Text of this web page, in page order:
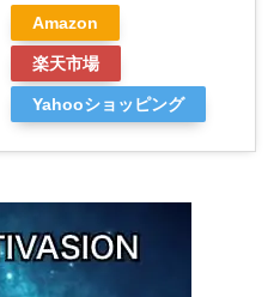
Amazon
楽天市場
Yahooショッピング